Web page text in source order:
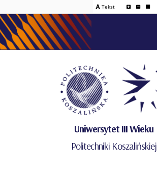
Tekst
Uniwersytet III Wieku
Politechniki Koszalińskiej